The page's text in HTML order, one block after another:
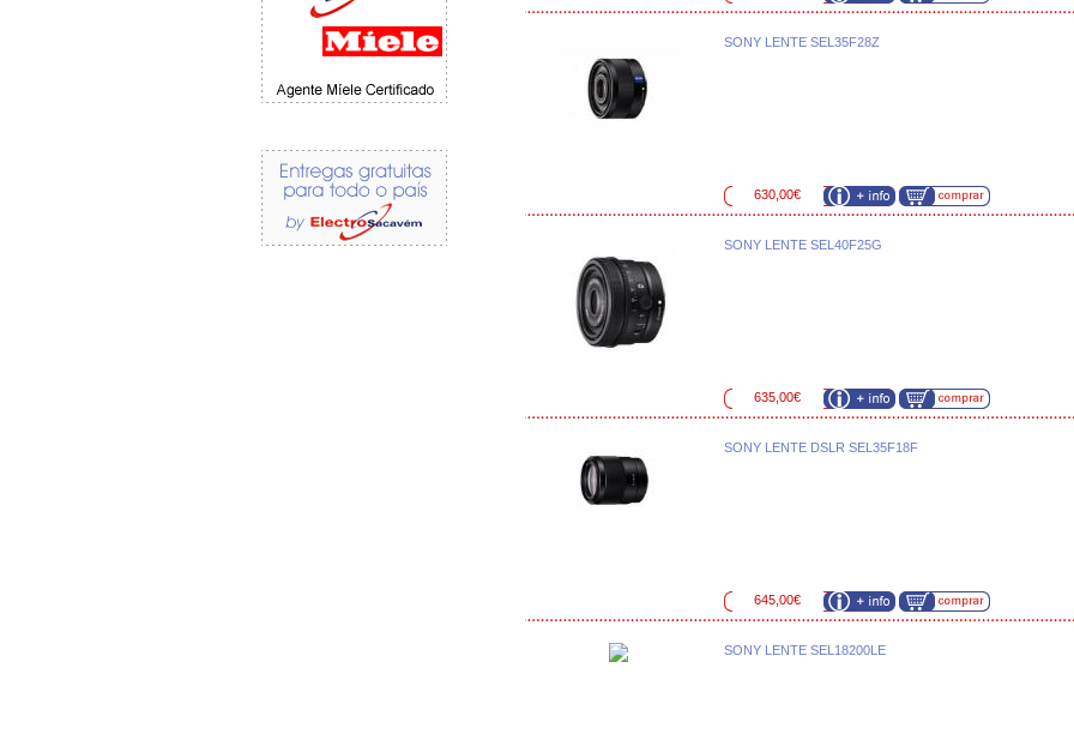
SONY LENTE SEL35F28Z
630,00€
SONY LENTE SEL40F25G
635,00€
SONY LENTE DSLR SEL35F18F
645,00€
SONY LENTE SEL18200LE